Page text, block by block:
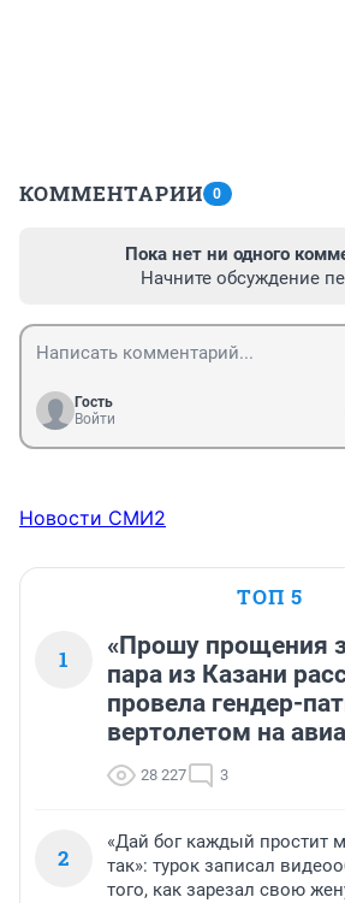
КОММЕНТАРИИ 0
Пока нет ни одного
Начните обсуждение
Гость
Войти
Новости СМИ2
ТОП 5
1
«Прошу прощения
пара из Казани
провела гендер-
вертолетом на
28 227 3
2
«Дай бог каждый простит
так»: турок записал
того, как зарезал свою